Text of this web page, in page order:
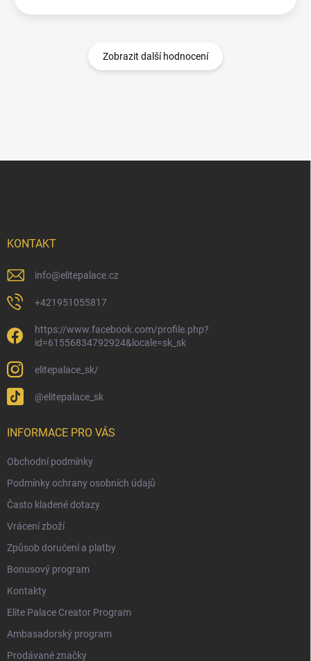
Zobrazit další hodnocení
KONTAKT
info@elitepalace.cz
+421951055817
https://www.facebook.com/profile.php?
id=61556834792924&locale=sk_sk
elitepalace_sk/
@elitepalace_sk
INFORMACE PRO VÁS
Obchodní podmínky
Podmínky ochrany osobních údajů
Často kladené dotazy
Vrácení zboží
Způsob doručení a platby
Bonusový program
Kontakty
Elite Palace Creator Program
Ambasadorský program
Prodávané značky